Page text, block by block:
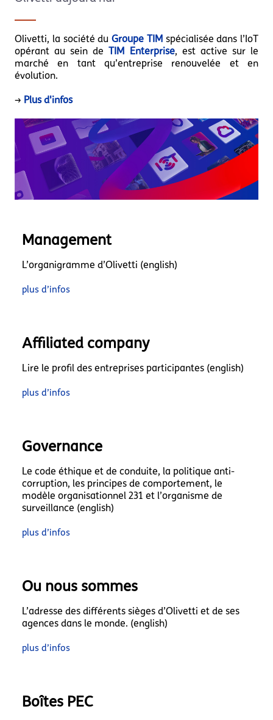
Olivetti, la société du Groupe TIMspécialisée dans l’IoT
opérant au sein deTIM Enterprise, est active sur le
marché en tant qu’entreprise renouvelée et en
évolution.
→ Plus d'infos
Management
L’organigramme d’Olivetti (english)
plus d’infos
Affiliated company
Lire le profil des entreprises participantes (english)
plus d’infos
Governance
Le code éthique et de conduite, la politique anti-
corruption, les principes de comportement, le
modèle organisationnel 231 et l’organisme de
surveillance (english)
plus d’infos
Ou nous sommes
L’adresse des différents sièges d’Olivetti et de ses
agences dans le monde. (english)
plus d’infos
Boîtes PEC